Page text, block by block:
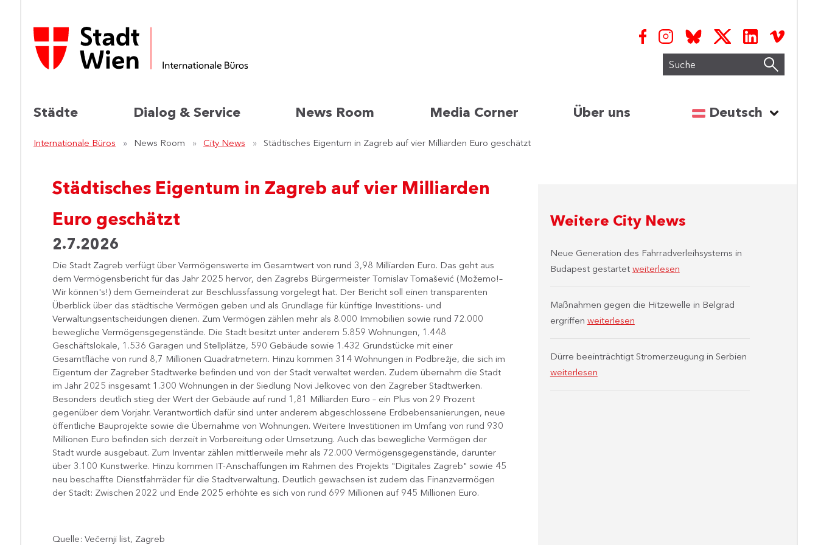
Suche
Städte Dialog & Service News Room Media Corner Über uns Sprache
Deutsch
Internationale Büros News Room City News Städtisches Eigentum in Zagreb auf vier Milliarden Euro geschätzt
Städtisches Eigentum in Zagreb auf vier Milliarden
Euro geschätzt
2.7.2026
​Die Stadt Zagreb verfügt über Vermögenswerte im Gesamtwert von rund 3,98 Milliarden Euro. Das geht aus
dem Vermögensbericht für das Jahr 2025 hervor, den Zagrebs Bürgermeister Tomislav Tomašević (Možemo!​–
Wir können's!) dem Gemeinderat zur Beschlussfassung vorgelegt hat. Der Bericht soll einen transparenten
Überblick über das städtische Vermögen geben und als Grundlage für künftige Investitions- und
Verwaltungsentscheidungen dienen. Zum Vermögen zählen mehr als 8.000 Immobilien sowie rund 72.000
bewegliche Vermögensgegenstände. Die Stadt besitzt unter anderem 5.859 Wohnungen, 1.448
Geschäftslokale, 1.536 Garagen und Stellplätze, 590 Gebäude sowie 1.432 Grundstücke mit einer
Gesamtfläche von rund 8,7 Millionen Quadratmetern. Hinzu kommen 314 Wohnungen in Podbrežje, die sich im
Eigentum der Zagreber Stadtwerke befinden und von der Stadt verwaltet werden. Zudem übernahm die Stadt
im Jahr 2025 insgesamt 1.300 Wohnungen in der Siedlung Novi Jelkovec von den Zagreber Stadtwerken.
Besonders deutlich stieg der Wert der Gebäude auf rund 1,81 Milliarden Euro – ein Plus von 29 Prozent
gegenüber dem Vorjahr. Verantwortlich dafür sind unter anderem abgeschlossene Erdbebensanierungen, neue
öffentliche Bauprojekte sowie die Übernahme von Wohnungen. Weitere Investitionen im Umfang von rund 930
Millionen Euro befinden sich derzeit in Vorbereitung oder Umsetzung. Auch das bewegliche Vermögen der
Stadt wurde ausgebaut. Zum Inventar zählen mittlerweile mehr als 72.000 Vermögensgegenstände, darunter
über 3.100 Kunstwerke. Hinzu kommen IT-Anschaffungen im Rahmen des Projekts "Digitales Zagreb" sowie 45
neu beschaffte Dienstfahrräder für die Stadtverwaltung. Deutlich gewachsen ist zudem das Finanzvermögen
der Stadt: Zwischen 2022 und Ende 2025 erhöhte es sich von rund 699 Millionen auf 945 Millionen Euro.​
Quelle: Večernji list, Zagreb
Weitere City News
Neue Generation des Fahrradverleihsystems in
Budapest gestartet weiterlesen
Maßnahmen gegen die Hitzewelle in Belgrad
ergriffen weiterlesen
Dürre beeinträchtigt Stromerzeugung in Serbien
weiterlesen